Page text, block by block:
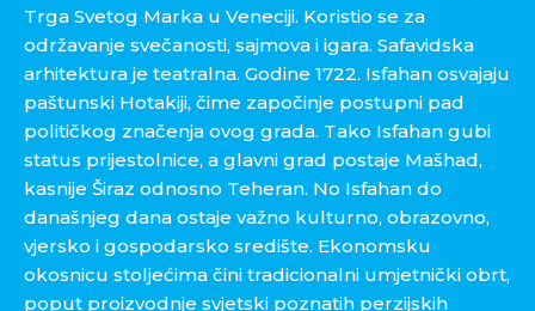
Trga Svetog Marka u Veneciji. Koristio se za
održavanje svečanosti, sajmova i igara. Safavidska
arhitektura je teatralna. Godine 1722. Isfahan osvajaju
paštunski Hotakiji, čime započinje postupni pad
političkog značenja ovog grada. Tako Isfahan gubi
status prijestolnice, a glavni grad postaje Mašhad,
kasnije Širaz odnosno Teheran. No Isfahan do
današnjeg dana ostaje važno kulturno, obrazovno,
vjersko i gospodarsko središte. Ekonomsku
okosnicu stoljećima čini tradicionalni umjetnički obrt,
poput proizvodnje svjetski poznatih perzijskih